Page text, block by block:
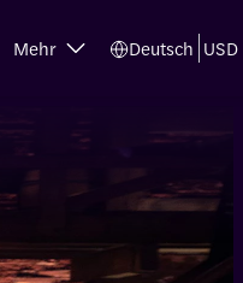
Mehr Deutsch USD